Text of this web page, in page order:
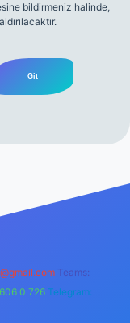
bildirmeniz halinde,
Teams:
0 726 Telegram: